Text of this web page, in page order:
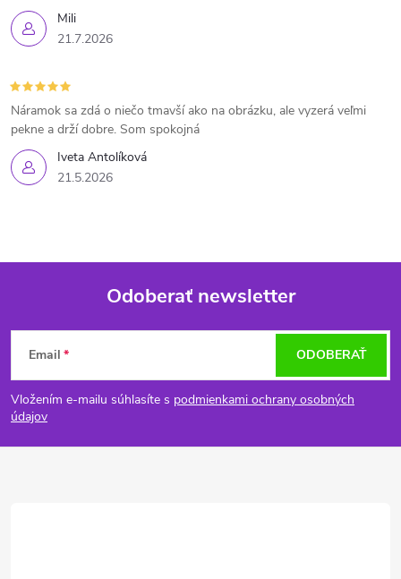
Mili
21.7.2026
Iveta Antolíková
21.5.2026
Náramok sa zdá o niečo tmavší ako na obrázku, ale vyzerá veľmi
pekne a drží dobre. Som spokojná
Z
á
p
Odoberať newsletter
Email
Vložením e-mailu súhlasíte s podmienkami ochrany osobných
údajov
ODOBERAŤ